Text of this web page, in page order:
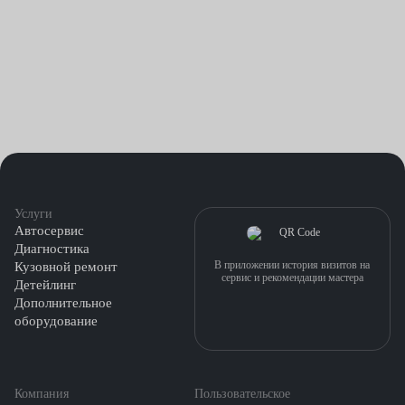
Услуги
Автосервис
Диагностика
Кузовной ремонт
Детейлинг
Дополнительное
оборудование
Компания
Пользовательское
В приложении история визитов на
сервис и рекомендации мастера